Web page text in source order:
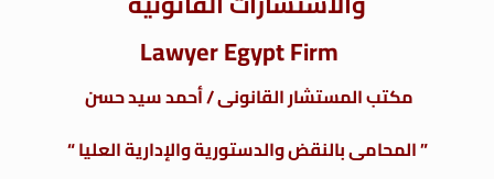
مكتب المستشار القانونى / أحمد سيد حسن
” المحامى بالنقض والدستورية والإدارية العليا “